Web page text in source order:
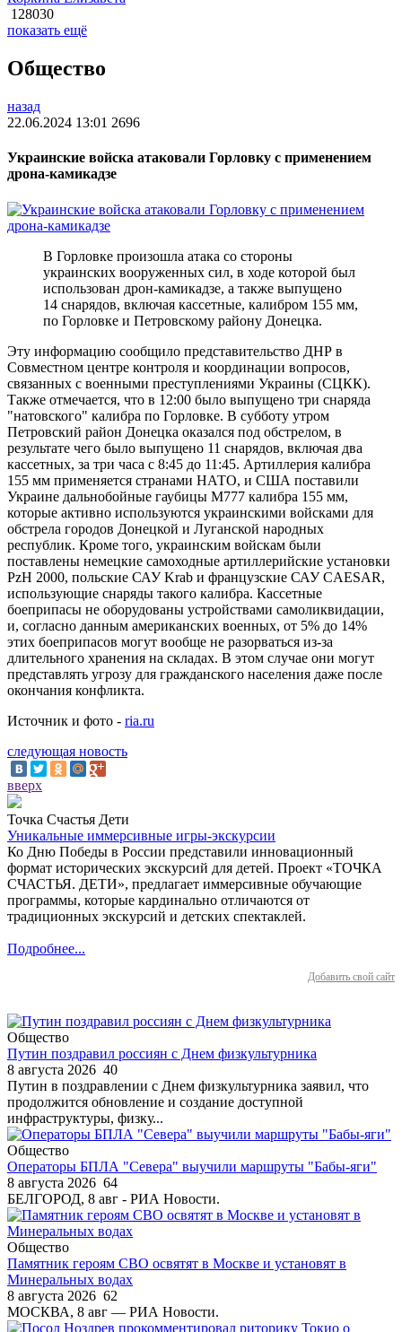
128030
показать ещё
Общество
назад
22.06.2024 13:01 2696
Украинские войска атаковали Горловку с применением
дрона-камикадзе
В Горловке произошла атака со стороны
украинских вооруженных сил, в ходе которой был
использован дрон-камикадзе, а также выпущено
14 снарядов, включая кассетные, калибром 155 мм,
по Горловке и Петровскому району Донецка.
Эту информацию сообщило представительство ДНР в
Совместном центре контроля и координации вопросов,
связанных с военными преступлениями Украины (СЦКК).
Также отмечается, что в 12:00 было выпущено три снаряда
"натовского" калибра по Горловке. В субботу утром
Петровский район Донецка оказался под обстрелом, в
результате чего было выпущено 11 снарядов, включая два
кассетных, за три часа с 8:45 до 11:45. Артиллерия калибра
155 мм применяется странами НАТО, и США поставили
Украине дальнобойные гаубицы M777 калибра 155 мм,
которые активно используются украинскими войсками для
обстрела городов Донецкой и Луганской народных
республик. Кроме того, украинским войскам были
поставлены немецкие самоходные артиллерийские установки
PzH 2000, польские САУ Krab и французские САУ CAESAR,
использующие снаряды такого калибра. Кассетные
боеприпасы не оборудованы устройствами самоликвидации,
и, согласно данным американских военных, от 5% до 14%
этих боеприпасов могут вообще не разорваться из-за
длительного хранения на складах. В этом случае они могут
представлять угрозу для гражданского населения даже после
окончания конфликта.
Источник и фото - ria.ru
следующая новость
вверх
Точка Счастья Дети
Уникальные иммерсивные игры-экскурсии
Ко Дню Победы в России представили инновационный
формат исторических экскурсий для детей. Проект «ТОЧКА
СЧАСТЬЯ. ДЕТИ», предлагает иммерсивные обучающие
программы, которые кардинально отличаются от
традиционных экскурсий и детских спектаклей.
Подробнее...
Добавить свой сайт
Общество
Путин поздравил россиян с Днем физкультурника
8 августа 2026 40
Путин в поздравлении с Днем физкультурника заявил, что
продолжится обновление и создание доступной
инфраструктуры, физку...
Общество
Операторы БПЛА "Севера" выучили маршруты "Бабы-яги"
8 августа 2026 64
БЕЛГОРОД, 8 авг - РИА Новости.
Общество
Памятник героям СВО освятят в Москве и установят в
Минеральных водах
8 августа 2026 62
МОСКВА, 8 авг — РИА Новости.